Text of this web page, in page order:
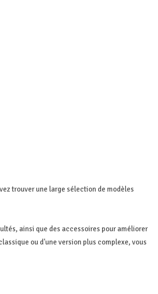
trouver une large sélection de modèles
ainsi que des accessoires pour améliorer
ou d'une version plus complexe, vous